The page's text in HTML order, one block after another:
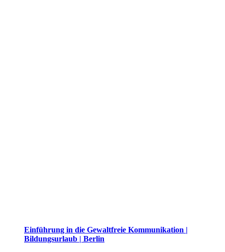
Einführung in die Gewaltfreie Kommunikation |
Bildungsurlaub | Berlin